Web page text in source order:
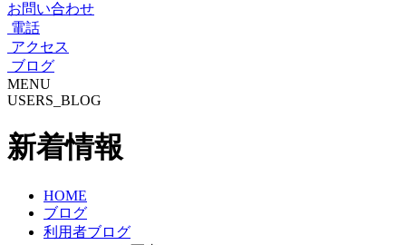
お問い合わせ
電話
アクセス
ブログ
MENU
USERS_BLOG
新着情報
HOME
ブログ
利用者ブログ